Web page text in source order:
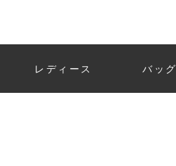
レディース バッグ